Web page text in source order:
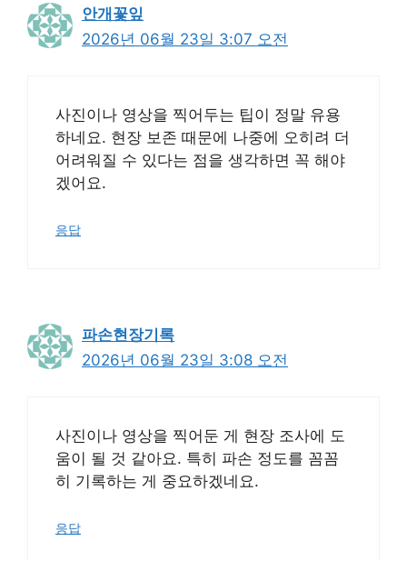
안개꽃잎
2026년 06월 23일 3:07 오전
사진이나 영상을 찍어두는 팁이 정말 유용
하네요. 현장 보존 때문에 나중에 오히려 더
어려워질 수 있다는 점을 생각하면 꼭 해야
겠어요.
응답
파손현장기록
2026년 06월 23일 3:08 오전
사진이나 영상을 찍어둔 게 현장 조사에 도
움이 될 것 같아요. 특히 파손 정도를 꼼꼼
히 기록하는 게 중요하겠네요.
응답